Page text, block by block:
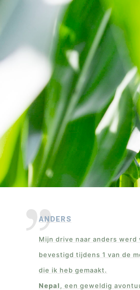
ANDERS
Mijn drive naar anders werd
bevestigd tijdens 1 van de
die ik heb gemaakt.
Nepal, een geweldig